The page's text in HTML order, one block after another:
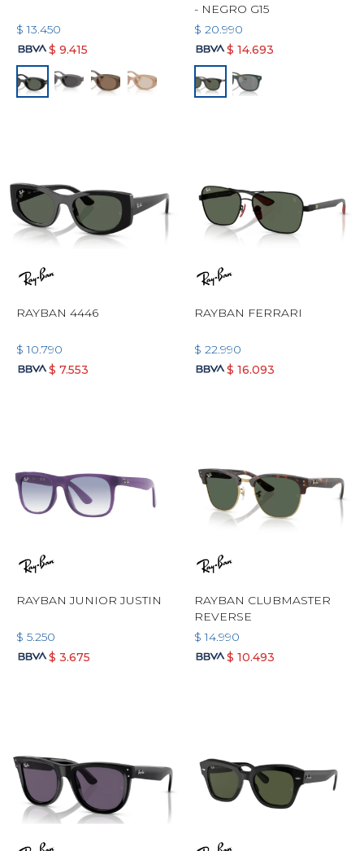
$ 13.450
$ 9.415
- NEGRO G15
$ 20.990
$ 14.693
RAYBAN 4446
$ 10.790
$ 7.553
RAYBAN FERRARI
$ 22.990
$ 16.093
RAYBAN JUNIOR JUSTIN
$ 5.250
$ 3.675
RAYBAN CLUBMASTER
REVERSE
$ 14.990
$ 10.493